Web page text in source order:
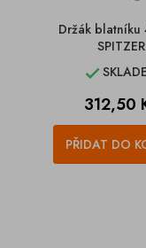
Držák blatníku
SPITZER

Cena
312,50
PŘIDAT DO